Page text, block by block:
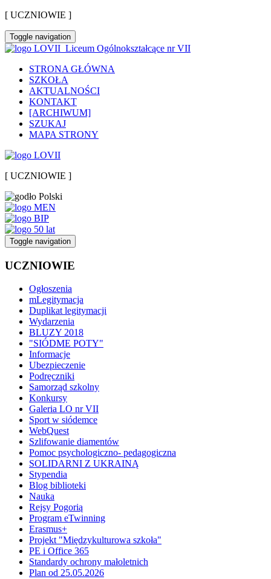
[ UCZNIOWIE ]
Toggle navigation
Liceum Ogólnokształcące nr VII
STRONA GŁÓWNA
SZKOŁA
AKTUALNOŚCI
KONTAKT
[ARCHIWUM]
SZUKAJ
MAPA STRONY
[ UCZNIOWIE ]
Toggle navigation
UCZNIOWIE
Ogłoszenia
mLegitymacja
Duplikat legitymacji
Wydarzenia
BLUZY 2018
"SIÓDME POTY"
Informacje
Ubezpieczenie
Podręczniki
Samorząd szkolny
Konkursy
Galeria LO nr VII
Sport w siódemce
WebQuest
Szlifowanie diamentów
Pomoc psychologiczno- pedagogiczna
SOLIDARNI Z UKRAINĄ
Stypendia
Blog biblioteki
Nauka
Rejsy Pogorią
Program eTwinning
Erasmus+
Projekt "Międzykulturowa szkoła"
PE i Office 365
Standardy ochrony małoletnich
Plan od 25.05.2026